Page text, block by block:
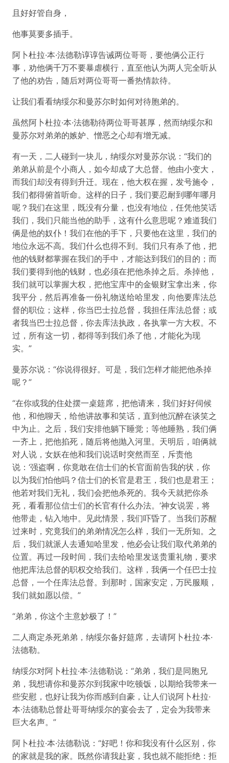
且好好管自身，
他事莫要多插手。
阿卜杜拉·本·法德勒谆谆告诫两位哥哥，要他俩公正行
事，劝他俩千万不要暴虐横行，直至他认为两人完全听从
了他的劝告，随后对两位哥哥一番热情款待。
让我们看看纳绥尔和曼苏尔时如何对待胞弟的。
虽然阿卜杜拉·本·法德勒待两位哥哥甚厚，然而纳绥尔和
曼苏尔对弟弟的嫉妒、憎恶之心却有增无减。
有一天，二人碰到一块儿，纳绥尔对曼苏尔说：“我们的
弟弟从前是个小商人，如今却成了大总督。他由小变大，
而我们却没有得到升迁。现在，他大权在握，发号施令，
我们都得俯首听命。这样的日子，我们要忍耐到哪年哪月
呢？我们在这里，既没有分量，也没有地位，任凭他笑话
我们，我们只能当他的助手，这有什么意思呢？难道我们
俩是他的奴仆！我们在他的手下，只要他在这里，我们的
地位永远不高。我们什么也得不到。我们只有杀了他，把
他的钱财都掌握在我们的手中，才能达到我们的目的；而
我们要得到他的钱财，也必须在把他杀掉之后。杀掉他，
我们就可以掌握大权，把他宝库中的金银财宝拿出来，你
我平分，然后再准备一份礼物送给哈里发，向他要库法总
督的职位；这样，你当巴士拉总督，我担任库法总督；或
者我当巴士拉总督，你去库法执政，各执掌一方大权。不
过，所有这一切，都得等到我们杀了他，才能化为现
实。”
曼苏尔说：“你说得很好。可是，我们怎样才能把他杀掉
呢？”
“在你或我的住处摆一桌筵席，把他请来，我们好好伺候
他，和他聊天，给他讲故事和笑话，直到他沉醉在谈笑之
中为止。之后，我们安排他躺下睡觉；等他睡熟，我们俩
一齐上，把他掐死，随后将他抛入河里。天明后，咱俩就
对人说，女妖在他和我们说话时突然而至，斥责他
说：‘强盗啊，你竟敢在信士们的长官面前告我的状，你
以为我们怕他吗？信士们的长官是君王，我们也是君王；
他若对我们无礼，我们会把他杀死的。我今天就把你杀
死，看看那位信士们的长官有什么办法。’神女说罢，将
他带走，钻入地中。见此情景，我们吓昏了。当我们苏醒
过来时，究竟我们的弟弟情况怎么样，我们一无所知。之
后，我们就派人去通知哈里发，他必会让我们取代弟弟的
位置。再过一段时间，我们去给哈里发送贵重礼物，要求
他把库法总督的职权交给我们。这样，我俩一个任巴士拉
总督，一个任库法总督。到那时，国家安定，万民服顺，
我们就如愿以偿。”
“弟弟，你这个主意妙极了！”
二人商定杀死弟弟，纳绥尔备好筵席，去请阿卜杜拉·本·
法德勒。
纳绥尔对阿卜杜拉·本·法德勒说：“弟弟，我们是同胞兄
弟，我想请你和曼苏尔到我家中吃顿饭，以期给我带来一
些安慰，也好让我为你而感到自豪，让人们说阿卜杜拉·
本·法德勒总督赴哥哥纳绥尔的宴会去了，定会为我带来
巨大名声。”
阿卜杜拉·本·法德勒说：“好吧！你和我没有什么区别，你
的家就是我的家。既然你请我赴宴，我也就不能拒绝：拒